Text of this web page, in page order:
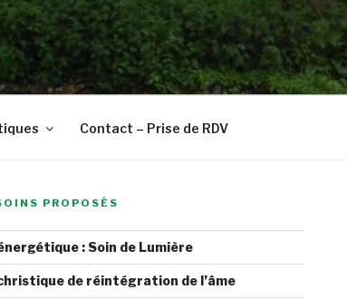
Contact – Prise de RDV
PROPOSÉS
: Soin de Lumière
de réintégration de l’âme